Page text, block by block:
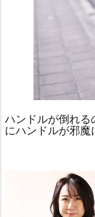
ハンドルが倒れる
にハンドルが邪魔